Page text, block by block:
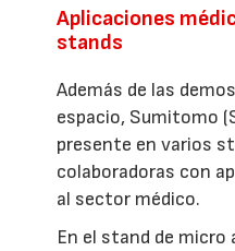
Aplicaciones
stands
Además de las
espacio, Sumitomo
presente en varios
colaboradoras con
al sector médico.
En el stand de